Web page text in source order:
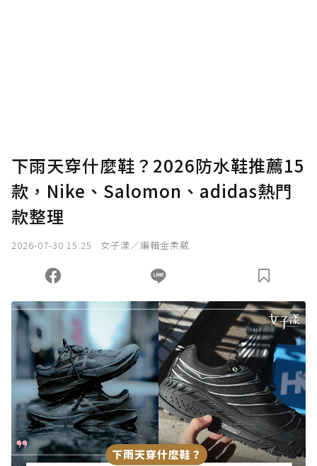
下雨天穿什麼鞋？2026防水鞋推薦15
款，Nike、Salomon、adidas熱門
款整理
2026-07-30 15:25 女子漾／編輯金柔葳